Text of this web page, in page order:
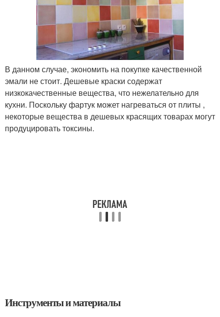
В данном случае, экономить на покупке качественной
эмали не стоит. Дешевые краски содержат
низкокачественные вещества, что нежелательно для
кухни. Поскольку фартук может нагреваться от плиты ,
некоторые вещества в дешевых красящих товарах могут
продуцировать токсины.
Инструменты и материалы